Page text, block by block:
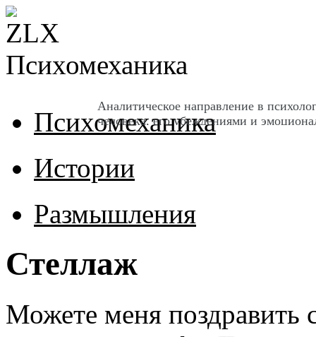
Психомеханика
Аналитическое направление в
человека, его убеждениями и
Психомеханика
Истории
Размышления
Стеллаж
Можете меня поздравить